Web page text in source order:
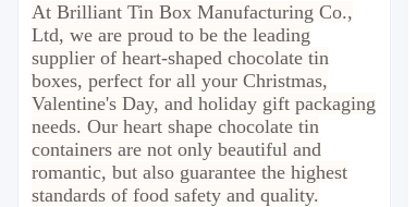
At Brilliant Tin Box Manufacturing Co.,
Ltd, we are proud to be the leading
supplier of heart-shaped chocolate tin
boxes, perfect for all your Christmas,
Valentine's Day, and holiday gift packaging
needs. Our heart shape chocolate tin
containers are not only beautiful and
romantic, but also guarantee the highest
standards of food safety and quality.